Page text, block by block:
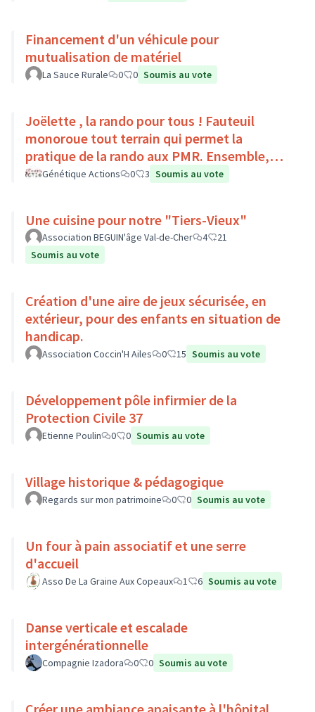
Financement d'un véhicule pour
mutualisation de matériel
La Sauce Rurale 0 0 Soumis au vote
Joëlette , la rando pour tous ! Fauteuil
monoroue tout terrain qui permet la
pratique de la rando aux PMR. Ensemble,
faisons du sport :)
Génétique Actions 0 3 Soumis au vote
Une cuisine pour notre "Tiers-Vieux"
Association BEGUIN'âge Val-de-Cher 4
21
Soumis au vote
Création d'une aire de jeux sécurisée, en
extérieur, pour des enfants en situation de
handicap.
Association Coccin'H Ailes 0 15 Soumis au vote
Développement pôle infirmier de la
Protection Civile 37
Etienne Poulin 0 0 Soumis au vote
Village historique & pédagogique
Regards sur mon patrimoine 0 0 Soumis au vote
Un four à pain associatif et une serre
d'accueil
Asso De La Graine Aux Copeaux 1 6 Soumis au vote
Danse verticale et escalade
intergénérationnelle
Compagnie Izadora 0 0 Soumis au vote